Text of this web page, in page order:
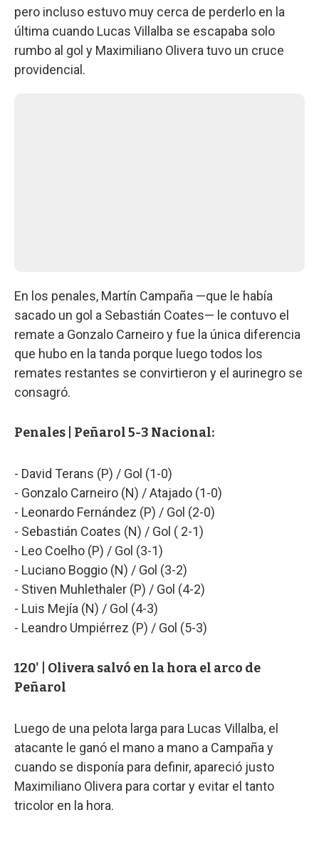
pero incluso estuvo muy cerca de perderlo en la
última cuando Lucas Villalba se escapaba solo
rumbo al gol y Maximiliano Olivera tuvo un cruce
providencial.
En los penales, Martín Campaña —que le había
sacado un gol a Sebastián Coates— le contuvo el
remate a Gonzalo Carneiro y fue la única diferencia
que hubo en la tanda porque luego todos los
remates restantes se convirtieron y el aurinegro se
consagró.
Penales | Peñarol 5-3 Nacional:
- David Terans (P) / Gol (1-0)
- Gonzalo Carneiro (N) / Atajado (1-0)
- Leonardo Fernández (P) / Gol (2-0)
- Sebastián Coates (N) / Gol ( 2-1)
- Leo Coelho (P) / Gol (3-1)
- Luciano Boggio (N) / Gol (3-2)
- Stiven Muhlethaler (P) / Gol (4-2)
- Luis Mejía (N) / Gol (4-3)
- Leandro Umpiérrez (P) / Gol (5-3)
120' | Olivera salvó en la hora el arco de
Peñarol
Luego de una pelota larga para Lucas Villalba, el
atacante le ganó el mano a mano a Campaña y
cuando se disponía para definir, apareció justo
Maximiliano Olivera para cortar y evitar el tanto
tricolor en la hora.